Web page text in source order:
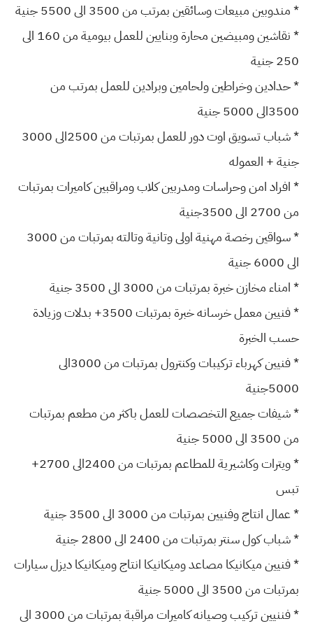
* مندوبين مبيعات وسائقين بمرتب من 3500 الى 5500 جنية
* نقاشين ومبيضين محارة وبنايين للعمل بيومية من 160 الى
250 جنية
* حدادين وخراطين ولحامين وبرادين للعمل بمرتب من
3500الى 5000 جنية
* شباب تسويق اوت دور للعمل بمرتبات من 2500الى 3000
جنية + العموله
* افراد امن وحراسات ومدربين كلاب ومراقبين كاميرات بمرتبات
من 2700 الى 3500جنية
* سواقين رخصة مهنية اولى وتانية وتالته بمرتبات من 3000
الى 6000 جنية
* امناء مخازن خبرة بمرتبات من 3000 الى 3500 جنية
* فنيين معمل خرسانه خبرة بمرتبات 3500+ بدلات وزيادة
حسب الخبرة
* فنيين كهرباء تركيبات وكنترول بمرتبات من 3000الى
5000جنية
* شيفات جميع التخصصات للعمل باكثر من مطعم بمرتبات
من 3500 الى 5000 جنية
* ويترات وكاشيرية للمطاعم بمرتبات من 2400الى 2700+
تبس
* عمال انتاج وفنيين بمرتبات من 3000 الى 3500 جنية
* شباب كول سنتر بمرتبات من 2400 الى 2800 جنية
* فنيين ميكانيكا مصاعد وميكانيكا انتاج وميكانيكا ديزل سيارات
بمرتبات من 3500 الى 5000 جنية
* فننيين تركيب وصيانه كاميرات مراقبة بمرتبات من 3000 الى